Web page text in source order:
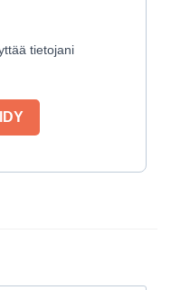
tietojani